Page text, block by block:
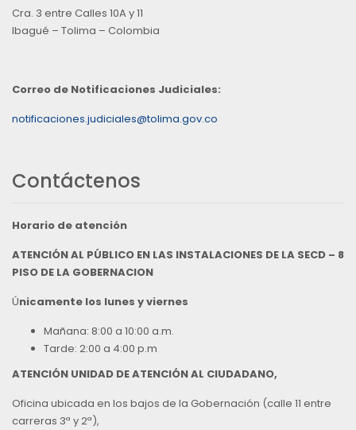
Cra. 3 entre Calles 10A y 11
Ibagué – Tolima – Colombia
Correo de Notificaciones Judiciales:
notificaciones.judiciales@tolima.gov.co
Contáctenos
Horario de atención
ATENCIÓN AL PÚBLICO EN LAS INSTALACIONES DE LA SECD – 8
PISO DE LA GOBERNACION
Únicamente los lunes y viernes
Mañana: 8:00 a 10:00 a.m.
Tarde: 2:00 a 4:00 p.m
ATENCIÓN UNIDAD DE ATENCIÓN AL CIUDADANO,
Oficina ubicada en los bajos de la Gobernación (calle 11 entre
carreras 3ª y 2ª),